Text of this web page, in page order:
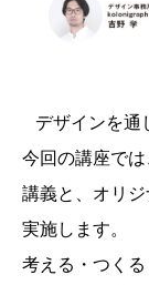
デザインを通
今回の講座で
講義と、オリ
実施します。
考える・つく